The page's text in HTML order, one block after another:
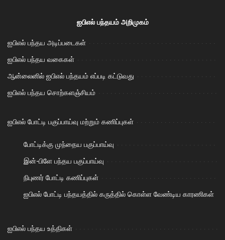
ஐபிஎல் பந்தயம் அறிமுகம்
ஐபிஎல் பந்தய அடிப்படைகள்
ஐபிஎல் பந்தய வகைகள்
ஆன்லைனில் ஐபிஎல் பந்தயம் எப்படி கட்டுவது
ஐபிஎல் பந்தய சொற்களஞ்சியம்
ஐபிஎல் போட்டி பகுப்பாய்வு மற்றும் கணிப்புகள்
போட்டிக்கு முந்தைய பகுப்பாய்வு
இன்-பிளே பந்தய பகுப்பாய்வு
நிபுணர் போட்டி கணிப்புகள்
ஐபிஎல் போட்டி பந்தயத்தில் கருத்தில் கொள்ள வேண்டிய காரணிகள்
ஐபிஎல் பந்தய உத்திகள்